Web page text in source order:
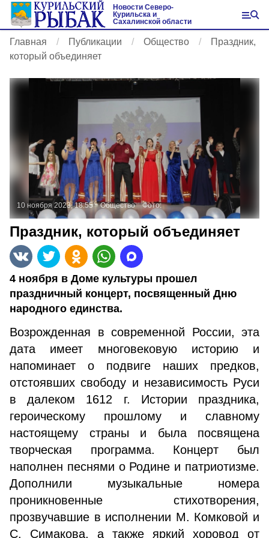
Новости Северо-
Курильска и
Сахалинской области
Главная Публикации Общество
Праздник,
который объединяет
10 ноября 2023, 18:55 Общество Фото:
Праздник, который объединяет
4 ноября в Доме культуры прошел
праздничный концерт, посвященный Дню
народного единства.
Возрожденная в современной России, эта
дата имеет многовековую историю и
напоминает о подвиге наших предков,
отстоявших свободу и независимость Руси
в далеком 1612 г. Истории праздника,
героическому прошлому и славному
настоящему страны и была посвящена
творческая программа. Концерт был
наполнен песнями о Родине и патриотизме.
Дополнили музыкальные номера
проникновенные стихотворения,
прозвучавшие в исполнении М. Комковой и
С. Симакова, а также яркий хоровод от